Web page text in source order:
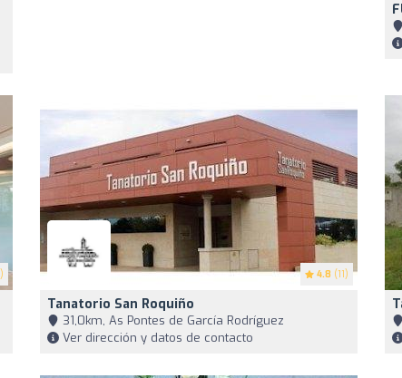
4.8 (11)
Tanatorio San Roquiño
31,0km, As Pontes de García Rodríguez
Ver dirección y datos de contacto